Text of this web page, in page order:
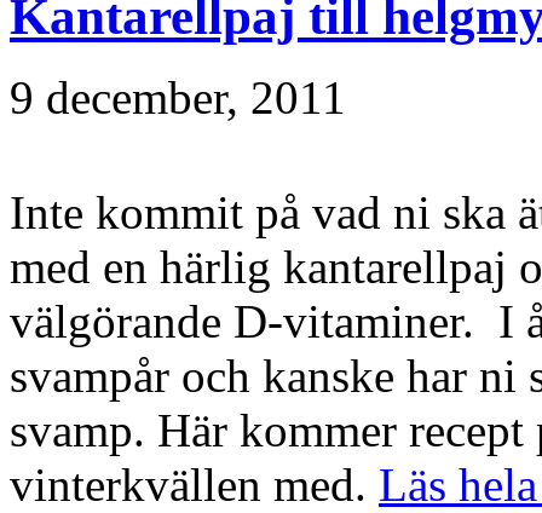
Kantarellpaj till
9 december, 2011
Inte kommit på vad ni ska
med en härlig kantarellpaj
välgörande D-vitaminer. I
svampår och kanske har
svamp. Här kommer
vinterkvällen med. Läs